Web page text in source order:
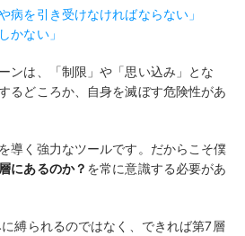
病を引き受けなければならない」
かない」
ンは、「制限」や「思い込み」とな
るどころか、自身を滅ぼす危険性があ
導く強力なツールです。だからこそ僕
にあるのか？ を常に意識する必要があ
縛られるのではなく、できれば第7層